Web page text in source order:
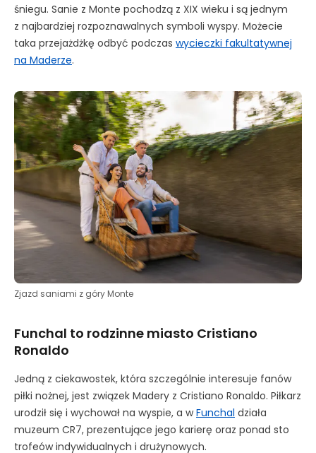
śniegu. Sanie z Monte pochodzą z XIX wieku i są jednym
z najbardziej rozpoznawalnych symboli wyspy. Możecie
taka przejażdżkę odbyć podczas wycieczki fakultatywnej
na Maderze.
Zjazd saniami z góry Monte
Funchal to rodzinne miasto Cristiano
Ronaldo
Jedną z ciekawostek, która szczególnie interesuje fanów
piłki nożnej, jest związek Madery z Cristiano Ronaldo. Piłkarz
urodził się i wychował na wyspie, a wFunchal działa
muzeum CR7, prezentujące jego karierę oraz ponad sto
trofeów indywidualnych i drużynowych.